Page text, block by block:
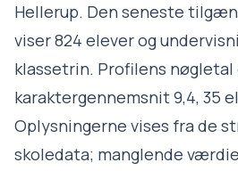
Hellerup. Den seneste
viser 824 elever og
klassetrin. Profilens
karaktergennemsnit 9,4, 35
Oplysningerne vises fra de
skoledata; manglende